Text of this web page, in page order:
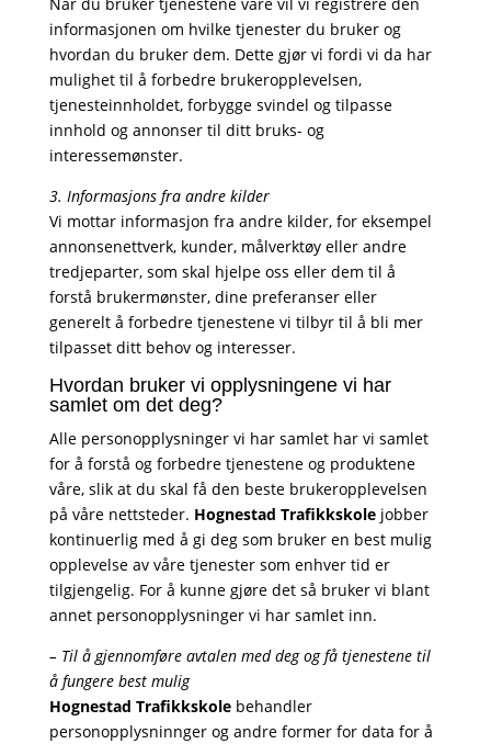
informasjonen om hvilke tjenester du bruker og
hvordan du bruker dem. Dette gjør vi fordi vi da har
mulighet til å forbedre brukeropplevelsen,
tjenesteinnholdet, forbygge svindel og tilpasse
innhold og annonser til ditt bruks- og
interessemønster.
3. Informasjons fra andre kilder
Vi mottar informasjon fra andre kilder, for eksempel
annonsenettverk, kunder, målverktøy eller andre
tredjeparter, som skal hjelpe oss eller dem til å
forstå brukermønster, dine preferanser eller
generelt å forbedre tjenestene vi tilbyr til å bli mer
tilpasset ditt behov og interesser.
Hvordan bruker vi opplysningene vi har
samlet om det deg?
Alle personopplysninger vi har samlet har vi samlet
for å forstå og forbedre tjenestene og produktene
våre, slik at du skal få den beste brukeropplevelsen
på våre nettsteder. Hognestad Trafikkskolejobber
kontinuerlig med å gi deg som bruker en best mulig
opplevelse av våretjenester som enhver tid er
tilgjengelig. For å kunne gjøre det så bruker vi blant
annet personopplysninger vi har samlet inn.
– Til å gjennomføre avtalen med deg og få tjenestene til
å fungere best mulig
Hognestad Trafikkskolebehandler
personopplysninnger og andre former for data for å